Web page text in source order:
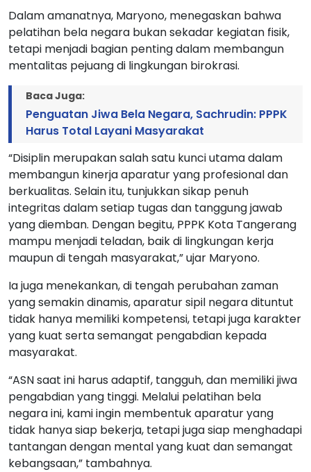
Dalam amanatnya, Maryono, menegaskan bahwa
pelatihan bela negara bukan sekadar kegiatan fisik,
tetapi menjadi bagian penting dalam membangun
mentalitas pejuang di lingkungan birokrasi.
Baca Juga:
Penguatan Jiwa Bela Negara, Sachrudin: PPPK
Harus Total Layani Masyarakat
“Disiplin merupakan salah satu kunci utama dalam
membangun kinerja aparatur yang profesional dan
berkualitas. Selain itu, tunjukkan sikap penuh
integritas dalam setiap tugas dan tanggung jawab
yang diemban. Dengan begitu, PPPK Kota Tangerang
mampu menjadi teladan, baik di lingkungan kerja
maupun di tengah masyarakat,” ujar Maryono.
Ia juga menekankan, di tengah perubahan zaman
yang semakin dinamis, aparatur sipil negara dituntut
tidak hanya memiliki kompetensi, tetapi juga karakter
yang kuat serta semangat pengabdian kepada
masyarakat.
“ASN saat ini harus adaptif, tangguh, dan memiliki jiwa
pengabdian yang tinggi. Melalui pelatihan bela
negara ini, kami ingin membentuk aparatur yang
tidak hanya siap bekerja, tetapi juga siap menghadapi
tantangan dengan mental yang kuat dan semangat
kebangsaan,” tambahnya.